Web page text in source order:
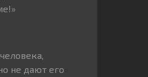
не дают его